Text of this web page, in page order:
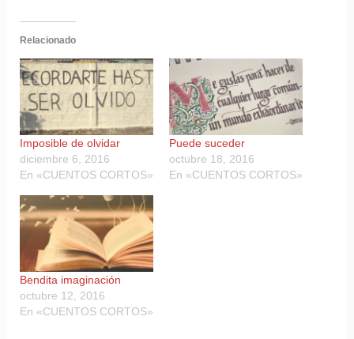
Relacionado
Imposible de olvidar
diciembre 6, 2016
En «CUENTOS CORTOS»
Puede suceder
octubre 18, 2016
En «CUENTOS CORTOS»
Bendita imaginación
octubre 12, 2016
En «CUENTOS CORTOS»